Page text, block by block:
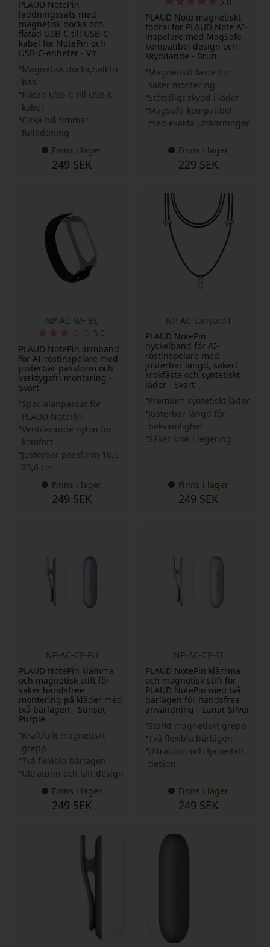
PLAUD NotePin
laddningssats med
magnetisk docka och
flätad USB-C till USB-C-
kabel för NotePin och
USB-C-enheter - Vit
Magnetisk docka,halkfri
bas
Flätad USB-C till USB-C-
kabel
Cirka två timmar
fulladdning
Finns i lager
249 SEK
PLAUD Note magnetiskt
fodral för PLAUD Note AI-
inspelare med MagSafe-
kompatibel design och
skyddande - Brun
Magnetiskt fäste för
säker montering
Stöttåligt skydd i läder
MagSafe-kompatibel
med exakta utskärningar
Finns i lager
229 SEK
NP-AC-WF-BL
3.0
PLAUD NotePin armband
för AI-röstinspelare med
justerbar passform och
verktygsfri montering -
Svart
Specialanpassat för
PLAUD NotePin
Ventilerande nylon för
komfort
Justerbar passform 18,5–
23,6 cm
Finns i lager
249 SEK
NP-AC-Lanyard1
PLAUD NotePin
nyckelband för AI-
röstinspelare med
justerbar längd, säkert
krokfäste och syntetiskt
läder - Svart
Premium syntetiskt läder
Justerbar längd för
bekvämlighet
Säker krok i legering
Finns i lager
249 SEK
NP-AC-CP-PU
PLAUD NotePin klämma
och magnetisk stift för
säker handsfree
montering på kläder med
två bärlägen - Sunset
Purple
Kraftfullt magnetiskt
grepp
Två flexibla bärlägen
Ultratunn och lätt design
Finns i lager
249 SEK
NP-AC-CP-SI
PLAUD NotePin klämma
och magnetisk stift för
PLAUD NotePin med två
bärlägen för handsfree
användning - Lunar Silver
Starkt magnetiskt grepp
Två flexibla bärlägen
Ultratunn och fjäderlätt
design
Finns i lager
249 SEK